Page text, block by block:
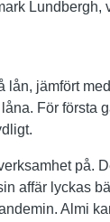
Lundbergh,
lån, jämfört
För första
på.
affär lyckas
Almi